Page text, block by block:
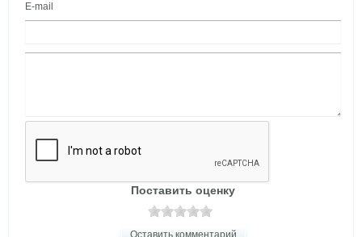
E-mail
Поставить оценку